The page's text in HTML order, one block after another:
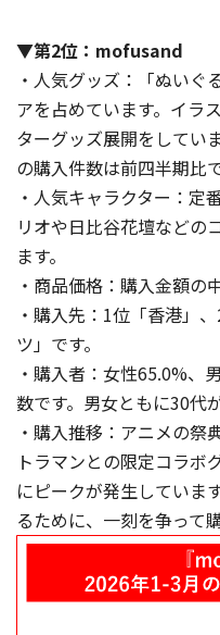
▼第2位：mofusand
・人気グッズ：「ぬいぐ
アを占めています。イラ
ターグッズ展開をしてい
の購入件数は前四半期比
・人気キャラクター：定
リオや日比谷花壇などの
ます。
・商品価格：購入金額の
・購入先：1位「香港」
ツ」です。
・購入者：女性65.0%、
数です。男女ともに30代
・購入推移：アニメの祭
トラマンとの限定コラボ
にピークが発生していま
るために、一刻を争って